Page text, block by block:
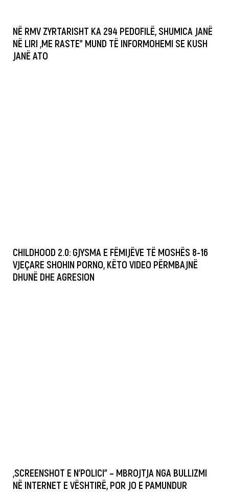
NË RMV ZYRTARISHT KA 294 PEDOFILË, SHUMICA JANË
NË LIRI „ME RASTE” MUND TË INFORMOHEMI SE KUSH
JANË ATO
CHILDHOOD 2.0: GJYSMA E FËMIJËVE TË MOSHËS 8-16
VJEÇARE SHOHIN PORNO, KËTO VIDEO PËRMBAJNË
DHUNË DHE AGRESION
„SCREENSHOT E N’POLICI” – MBROJTJA NGA BULLIZMI
NË INTERNET E VËSHTIRË, POR JO E PAMUNDUR